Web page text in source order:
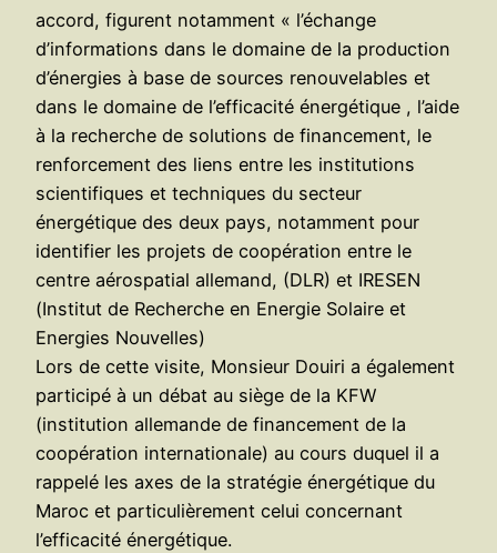
accord, figurent notamment « l’échange
d’informations dans le domaine de la production
d’énergies à base de sources renouvelables et
dans le domaine de l’efficacité énergétique , l’aide
à la recherche de solutions de financement, le
renforcement des liens entre les institutions
scientifiques et techniques du secteur
énergétique des deux pays, notamment pour
identifier les projets de coopération entre le
centre aérospatial allemand, (DLR) et IRESEN
(Institut de Recherche en Energie Solaire et
Energies Nouvelles)
Lors de cette visite, Monsieur Douiri a également
participé à un débat au siège de la KFW
(institution allemande de financement de la
coopération internationale) au cours duquel il a
rappelé les axes de la stratégie énergétique du
Maroc et particulièrement celui concernant
l’efficacité énergétique.